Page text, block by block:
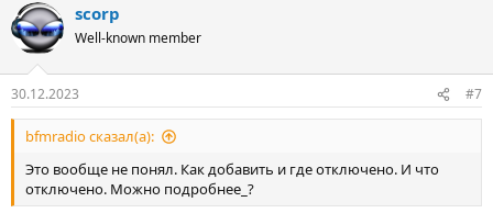
scorp
Well-known member
30.12.2023 #7
bfmradio сказал(а):
Это вообще не понял. Как добавить и где отключено. И что
отключено. Можно подробнее_?